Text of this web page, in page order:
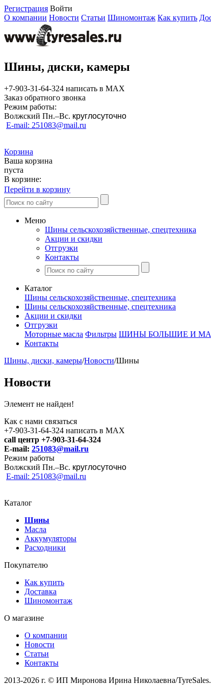
Регистрация Войти
О компании Новости Статьи Шиномонтаж Как купить
Шины, диски, камеры
+7-903-31-64-324 написать в MAX
Заказ обратного звонка
Режим работы:
Волжский Пн.–Вс. круглосуточно
E-mail: 251083@mail.ru
Корзина
Ваша корзина
пуста
В корзине:
Перейти в корзину
Меню
Шины сельскохозяйственные, спецтехника
Акции и скидки
Отгрузки
Контакты
Каталог
Шины сельскохозяйственные, спецтехника
Шины сельскохозяйственные, спецтехника
Акции и скидки
Отгрузки
Моторные масла Фильтры ШИНЫ БОЛЬШИЕ И
Контакты
Шины, диски, камеры/Новости/Шины
Новости
Элемент не найден!
Как с нами связаться
+7-903-31-64-324 написать в MAX
call центр +7-903-31-64-324
E-mail: 251083@mail.ru
Режим работы
Волжский Пн.–Вс. круглосуточно
E-mail: 251083@mail.ru
Каталог
Шины
Масла
Аккумуляторы
Расходники
Покупателю
Как купить
Доставка
Шиномонтаж
О магазине
О компании
Новости
Статьи
Контакты
2013-2026 г. © ИП Миронова Ирина Николаевна/